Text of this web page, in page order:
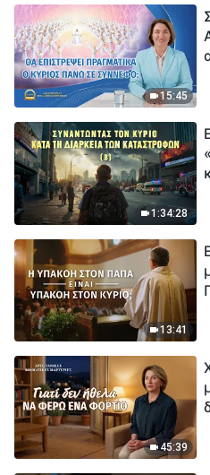
15:45
1:34:28
13:41
45:39